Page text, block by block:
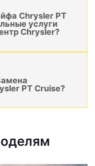
Chrysler PT
услуги
Chrysler?
PT Cruise?